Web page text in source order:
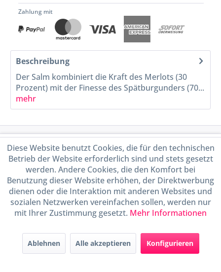
Zahlung mit
Beschreibung
Der Salm kombiniert die Kraft des Merlots (30
Prozent) mit der Finesse des Spätburgunders (70...
mehr
Service Hotline
Shop Service
Informationen
Handel mit BIO-Weinen
durch DE-ÖKO-009
Diese Website benutzt Cookies, die für den technischen
Betrieb der Website erforderlich sind und stets gesetzt
werden. Andere Cookies, die den Komfort bei
Benutzung dieser Website erhöhen, der Direktwerbung
dienen oder die Interaktion mit anderen Websites und
sozialen Netzwerken vereinfachen sollen, werden nur
mit Ihrer Zustimmung gesetzt. Mehr Informationen
Ablehnen Alle akzeptieren Konfigurieren